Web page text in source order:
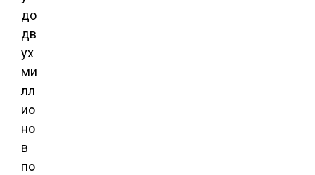
до
дв
ух
ми
лл
ио
но
в
по